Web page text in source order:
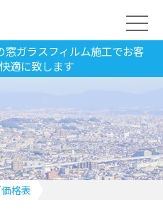
ガラスフィルム施工でお客
適に致します
格表